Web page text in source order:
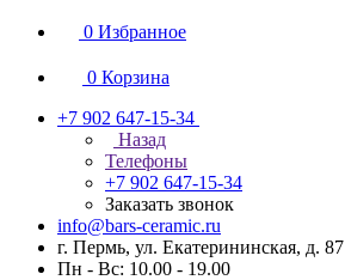
0 Избранное
0 Корзина
+7 902 647-15-34
Назад
Телефоны
+7 902 647-15-34
Заказать звонок
info@bars-ceramic.ru
г. Пермь, ул. Екатерининская, д. 87
Пн - Вс: 10.00 - 19.00